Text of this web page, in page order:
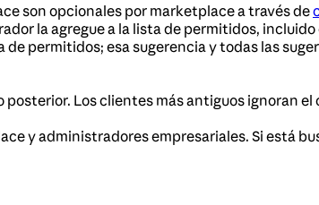
son opcionales por marketplace a través de
la agregue a la lista de permitidos,
permitidos; esa sugerencia y todas las
posterior. Los clientes más antiguos ignoran el
y administradores empresariales. Si está